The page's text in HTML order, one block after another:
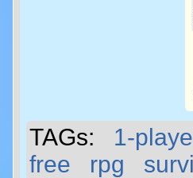
TAGs: 1-
free
rpg